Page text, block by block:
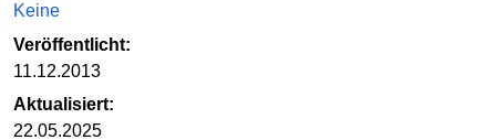
Keine
Veröffentlicht:
11.12.2013
Aktualisiert:
22.05.2025